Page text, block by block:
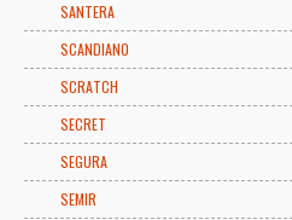
SANTERA
SCANDIANO
SCRATCH
SECRET
SEGURA
SEMIR